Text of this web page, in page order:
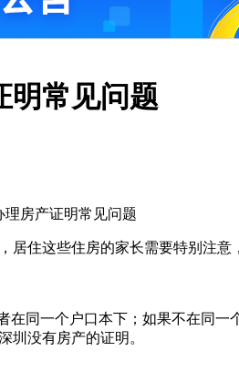
明常见问题
理房产证明常见问题
住这些住房的家长需要特别注意
一个户口本下；如果不在同一
圳没有房产的证明。